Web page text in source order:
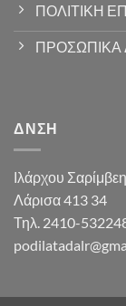
ΠΟΛΙΤΙΚΗ
ΔΝΣΗ
Ιλάρχου
Λάρισα 413 34
Τηλ. 2410-